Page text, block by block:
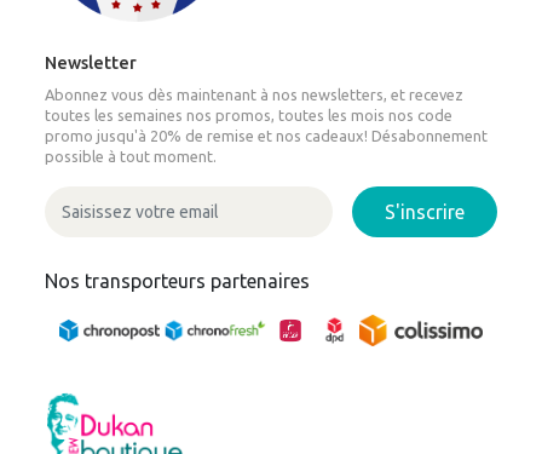
Newsletter
Abonnez vous dès maintenant à nos newsletters, et recevez
toutes les semaines nos promos, toutes les mois nos code
promo jusqu'à 20% de remise et nos cadeaux! Désabonnement
possible à tout moment.
S'inscrire
Nos transporteurs partenaires